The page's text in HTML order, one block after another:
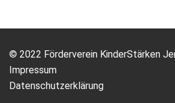
© 2022 Förderverein KinderStärken
Impressum
Datenschutzerklärung